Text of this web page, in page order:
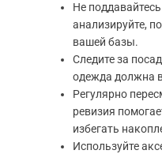
Не
анализируйте,
вашей базы.
Следите за
одежда должна
Регулярно
ревизия
избегать
Используйте